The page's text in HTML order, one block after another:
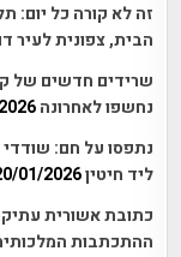
זה לא קורה כל יום:
הבית, צפונית לעיר
שרידים חדשים של
נחשפו לאחרונה
נתפסו על חם: שודדי
ליד חיטין01/2026
כתובת אשורית
ההתכתבות